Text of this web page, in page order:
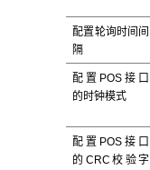
配置轮询时间间
隔
配置POS 接口
的时钟模式
配置POS 接口
的CRC校验字